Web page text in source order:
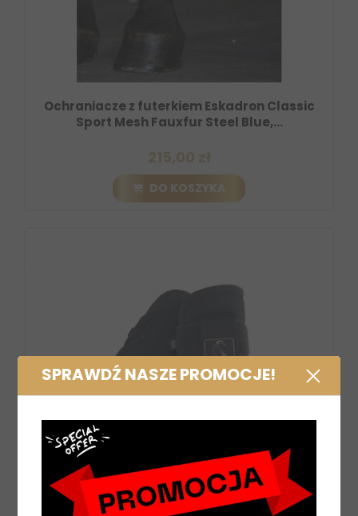
SPRAWDŹ NASZE PROMOCJE!
Ochraniacze z futerkiem Eskadron Classic
Sport Mesh Fauxfur Steel Blue,...
DO KOSZYKA